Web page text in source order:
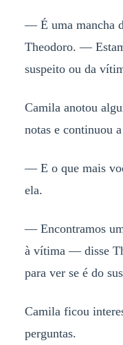
— É uma mancha
Theodoro. —
suspeito ou da
Camila anotou
notas e continuou
— E o que mais
ela.
— Encontramos
à vítima — disse
para ver se é do
Camila ficou
perguntas.